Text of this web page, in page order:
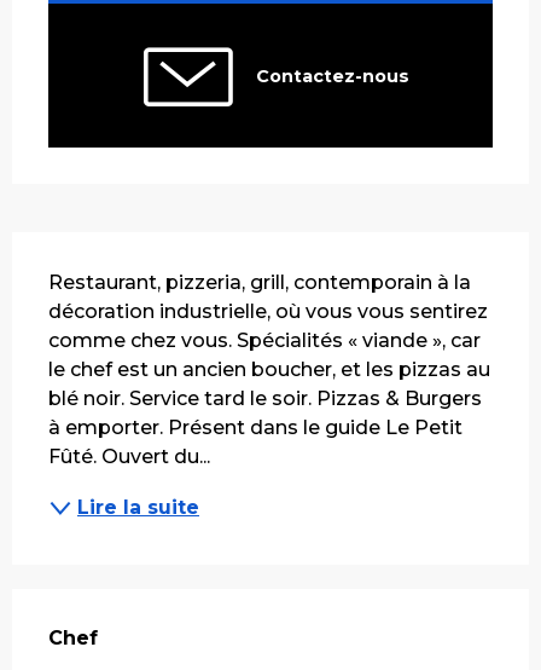
Contactez-nous
Restaurant, pizzeria, grill, contemporain à la
décoration industrielle, où vous vous sentirez
comme chez vous. Spécialités « viande », car
le chef est un ancien boucher, et les pizzas au
blé noir. Service tard le soir. Pizzas & Burgers
à emporter. Présent dans le guide Le Petit
Fûté. Ouvert du...
Lire la suite
Chef
Chef